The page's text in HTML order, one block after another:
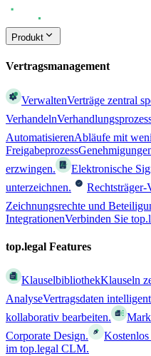
Produkt
Vertragsmanagement
VerwaltenVerträge zentral
Verhandeln
AutomatisierenAbläufe mit
Freigabeprozess
erzwingen.
Elektronische
unterzeichnen.
Zeichnungsrechte und
IntegrationenVerbinden Sie
top.legal Features
KlauselbibliothekKlauseln
AnalyseVertragsdaten
kollaborativ bearbeiten.
Corporate Design.
im top.legal CLM.